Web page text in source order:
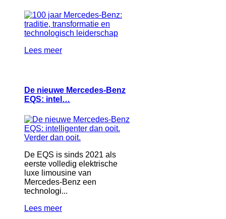
Lees meer
De nieuwe Mercedes-Benz
EQS: intel…
De EQS is sinds 2021 als
eerste volledig elektrische
luxe limousine van
Mercedes-Benz een
technologi...
Lees meer